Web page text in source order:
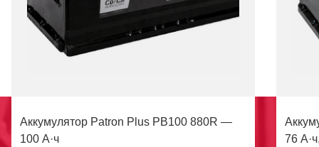
Аккумулятор Patron Plus PB100 880R —
100 А·ч
76